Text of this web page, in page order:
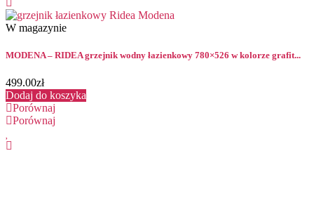
W magazynie
MODENA – RIDEA grzejnik wodny łazienkowy 780×526 w kolorze grafit...
499.00zł
Dodaj do koszyka
Porównaj
Porównaj